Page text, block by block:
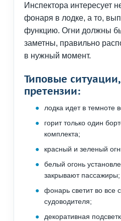
Инспектора интересует
фонаря в лодке, а то,
функцию. Огни должны
заметны, правильно
в нужный момент.
Типовые
претензии:
лодка идет в темноте
горит только один
комплекта;
красный и зеленый
белый огонь
закрывают пассажиры;
фонарь светит во все
судоводителя;
декоративная